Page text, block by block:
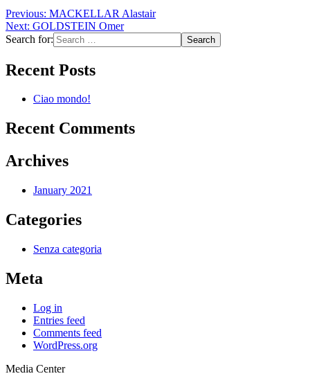
Previous: MACKELLAR Alastair
Next: GOLDSTEIN Omer
Search for:
Recent Posts
Ciao mondo!
Recent Comments
Archives
January 2021
Categories
Senza categoria
Meta
Log in
Entries feed
Comments feed
WordPress.org
Media Center